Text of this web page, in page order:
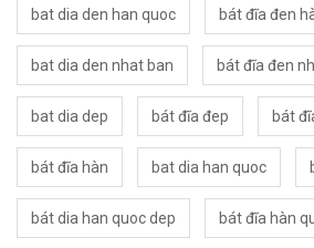
bat dia den han quoc bát đĩa đen
bat dia den nhat ban bát đĩa đen
bat dia dep bát đĩa đep bát
bát đĩa hàn bat dia han quoc
bát dia han quoc dep bát đĩa hàn